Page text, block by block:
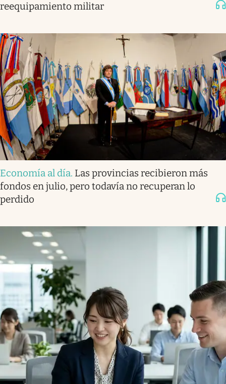
reequipamiento militar
Economía al día. Las provincias recibieron más
fondos en julio, pero todavía no recuperan lo
perdido